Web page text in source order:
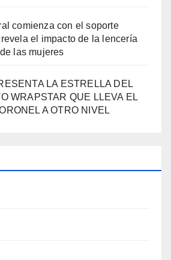
comienza con el soporte
el impacto de la lencería
las mujeres
LA ESTRELLA DEL
WRAPSTAR QUE LLEVA EL
A OTRO NIVEL